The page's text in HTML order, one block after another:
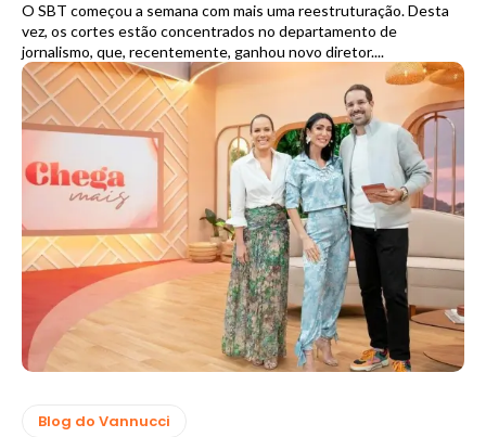
O SBT começou a semana com mais uma reestruturação. Desta
vez, os cortes estão concentrados no departamento de
jornalismo, que, recentemente, ganhou novo diretor....
Blog do Vannucci